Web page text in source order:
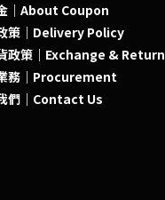
｜About Coupon
策｜Delivery Policy
政策｜Exchange & Return
務｜Procurement
們｜Contact Us